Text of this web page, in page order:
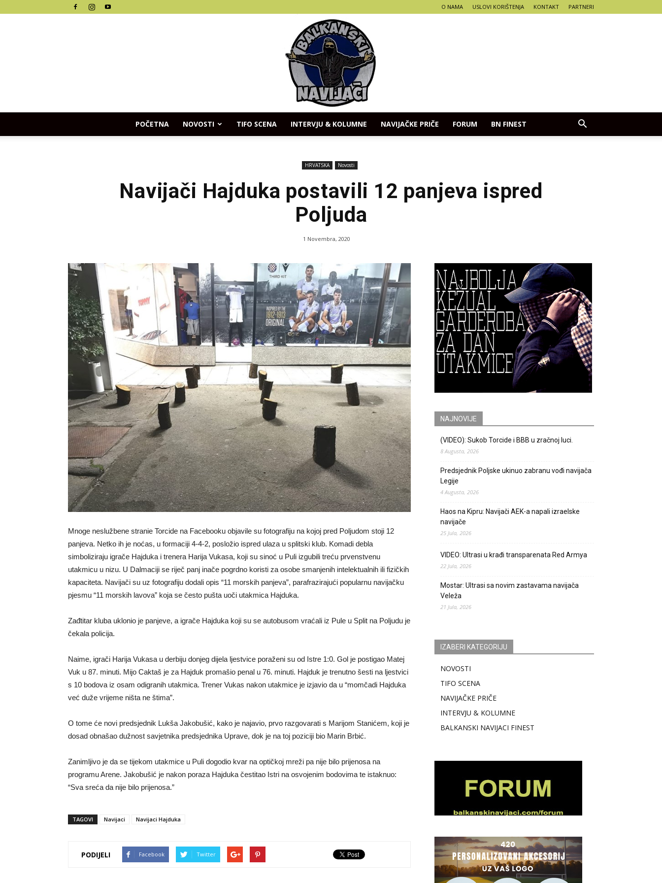
O NAMA USLOVI KORIŠTENJA KONTAKT PARTNERI
Navijaci
POČETNA NOVOSTI TIFO SCENA INTERVJU & KOLUMNE NAVIJAČKE PRIČE FORUM BN FINEST
HRVATSKA Novosti
Navijači Hajduka postavili 12 panjeva ispred
Poljuda
1 Novembra, 2020
Mnoge neslužbene stranie Torcide na Facebooku objavile su fotografiju na kojoj pred Poljudom stoji 12
panjeva. Netko ih je noćas, u formaciji 4-4-2, posložio ispred ulaza u splitski klub. Komadi debla
simboliziraju igrače Hajduka i trenera Harija Vukasa, koji su sinoć u Puli izgubili treću prvenstvenu
utakmicu u nizu. U Dalmaciji se riječ panj inače pogrdno koristi za osobe smanjenih intelektualnih ili fizičkih
kapaciteta. Navijači su uz fotografiju dodali opis “11 morskih panjeva”, parafrazirajući popularnu navijačku
pjesmu “11 morskih lavova” koja se često pušta uoči utakmica Hajduka.
Zađtitar kluba uklonio je panjeve, a igrače Hajduka koji su se autobusom vraćali iz Pule u Split na Poljudu je
čekala policija.
Naime, igrači Harija Vukasa u derbiju donjeg dijela ljestvice poraženi su od Istre 1:0. Gol je postigao Matej
Vuk u 87. minuti. Mijo Caktaš je za Hajduk promašio penal u 76. minuti. Hajduk je trenutno šesti na ljestvici
s 10 bodova iz osam odigranih utakmica. Trener Vukas nakon utakmice je izjavio da u “momčadi Hajduka
već duže vrijeme ništa ne štima”.
O tome će novi predsjednik Lukša Jakobušić, kako je najavio, prvo razgovarati s Marijom Stanićem, koji je
dosad obnašao dužnost savjetnika predsjednika Uprave, dok je na toj poziciji bio Marin Brbić.
Zanimljivo je da se tijekom utakmice u Puli dogodio kvar na optičkoj mreži pa nije bilo prijenosa na
programu Arene. Jakobušić je nakon poraza Hajduka čestitao Istri na osvojenim bodovima te istaknuo:
“Sva sreća da nije bilo prijenosa.”
TAGOVI Navijaci Navijaci Hajduka
PODIJELI Facebook Twitter
NAJNOVIJE
(VIDEO): Sukob Torcide i BBB u zračnoj luci.
8 Augusta, 2026
Predsjednik Poljske ukinuo zabranu vođi navijača
Legije
4 Augusta, 2026
Haos na Kipru: Navijači AEK-a napali izraelske
navijače
25 Jula, 2026
VIDEO: Ultrasi u krađi transparenata Red Armya
22 Jula, 2026
Mostar: Ultrasi sa novim zastavama navijača
Veleža
21 Jula, 2026
IZABERI KATEGORIJU
NOVOSTI
TIFO SCENA
NAVIJAČKE PRIČE
INTERVJU & KOLUMNE
BALKANSKI NAVIJACI FINEST